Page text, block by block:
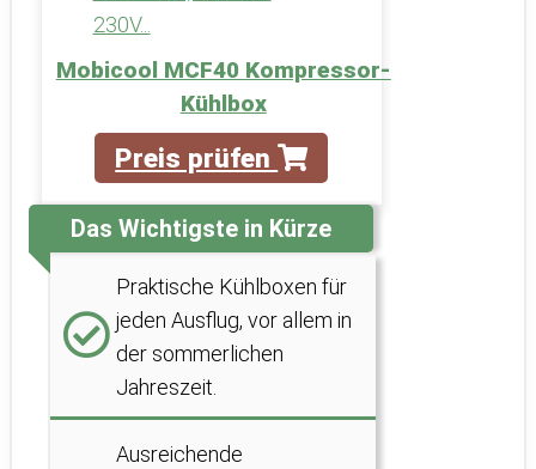
Mobicool MCF40 Kompressor-
Kühlbox
Preis prüfen
Das Wichtigste in Kürze
Praktische Kühlboxen für
jeden Ausflug, vor allem in
der sommerlichen
Jahreszeit.
Ausreichende